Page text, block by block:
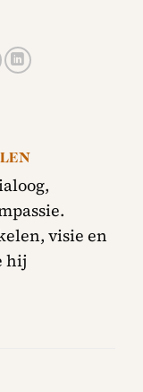
visie en
hij